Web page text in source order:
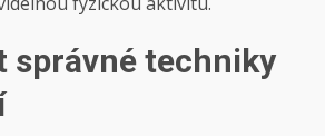
správné techniky